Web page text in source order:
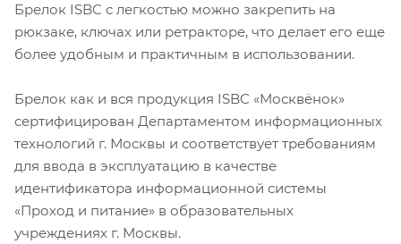
Брелок ISBC с легкостью можно закрепить на
рюкзаке, ключах или ретракторе, что делает его еще
более удобным и практичным в использовании.
Брелок как и вся продукция ISBC «Москвёнок»
сертифицирован Департаментом информационных
технологий г. Москвы и соответствует требованиям
для ввода в эксплуатацию в качестве
идентификатора информационной системы
«Проход и питание» в образовательных
учреждениях г. Москвы.